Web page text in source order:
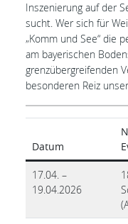
Inszenierung auf der
sucht. Wer sich für
„Komm und See“ die
am bayerischen
grenzübergreifenden
besonderen Reiz
Datum
17.04. –
19.04.2026